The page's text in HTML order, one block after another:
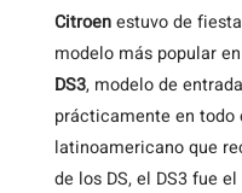
Citroenestuvo de
modelo más popular
DS3, modelo de
prácticamente en
latinoamericano que
de los DS, el DS3 fue